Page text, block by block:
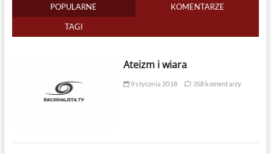
POPULARNE KOMENTARZE
TAGI
Ateizm i wiara
9 stycznia 2018 358 komentarzy